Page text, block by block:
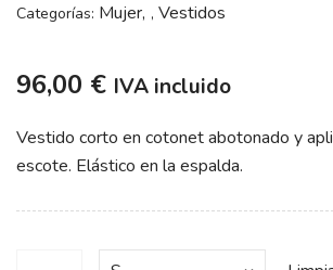
96,00 € IVA incluido
Vestido corto en cotonet abotonado y
escote. Elástico en la espalda.
Categorías: Mujer , Vestidos